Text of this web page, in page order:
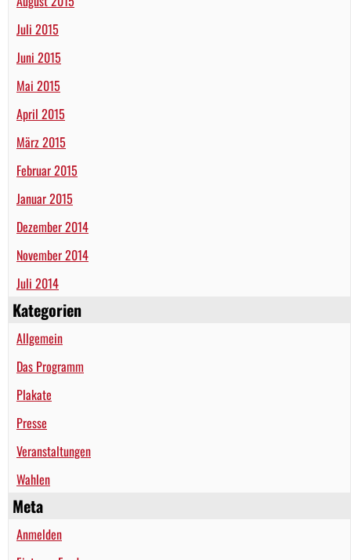
Juli 2015
Juni 2015
Mai 2015
April 2015
März 2015
Februar 2015
Januar 2015
Dezember 2014
November 2014
Juli 2014
Kategorien
Allgemein
Das Programm
Plakate
Presse
Veranstaltungen
Wahlen
Meta
Anmelden